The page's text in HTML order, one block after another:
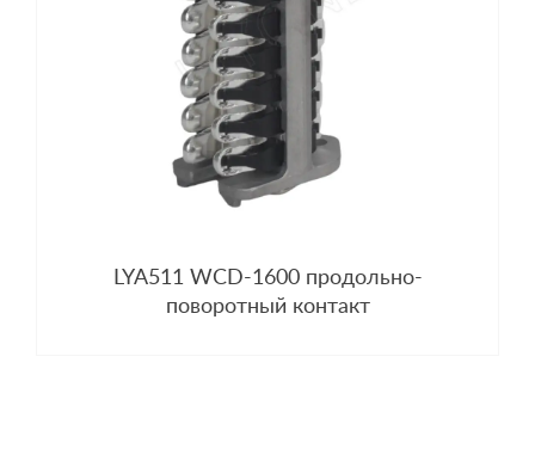
LYA511 WCD-1600 продольно-
поворотный контакт